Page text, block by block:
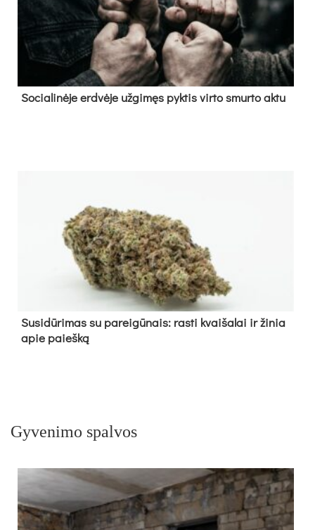
So­cia­li­nė­je erd­vė­je už­gi­męs pyk­tis vir­to smur­to ak­tu
Su­si­dū­ri­mas su pa­rei­gū­nais: ras­ti kvai­ša­lai ir ži­nia
apie paieš­ką
Gyvenimo spalvos